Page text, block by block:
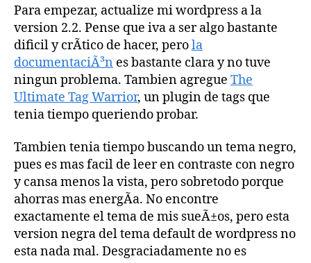
Para empezar, actualize mi wordpress a la
version 2.2. Pense que iva a ser algo bastante
dificil y crÃ­tico de hacer, perola
documentaciÃ³n es bastante clara y no tuve
ningun problema. Tambien agregue The
Ultimate Tag Warrior, un plugin de tags que
tenia tiempo queriendo probar.
Tambien tenia tiempo buscando un tema negro,
pues es mas facil de leer en contraste con negro
y cansa menos la vista, pero sobretodo porque
ahorras mas energÃ­a. No encontre
exactamente el tema de mis sueÃ±os, pero esta
version negra del tema default de wordpress no
esta nada mal. Desgraciadamente no es